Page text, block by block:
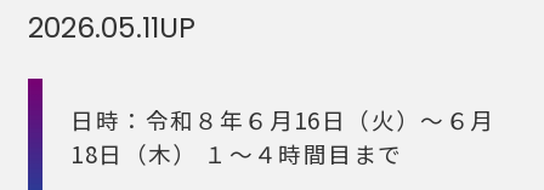
2026.05.11UP
日時：令和８年６月16日（火）～６月
18日（木） １～４時間目まで